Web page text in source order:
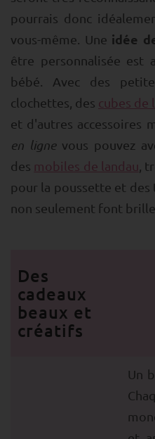
pourrais donc
vous-même. Une idée
être personnalisée est
bébé. Avec des
clochettes, des cubes de
et d'autres accessoires
en lignevous pouvez
des mobiles de landau ,
pour la poussette et des
non seulement font
Des
cadeaux
beaux et
créatifs
Un